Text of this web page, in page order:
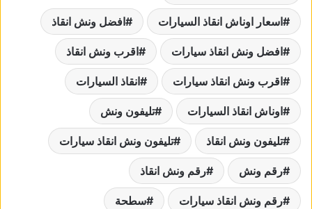
اسعار اوناش انقاذ السيارات افضل ونش انقاذ
افضل ونش انقاذ سيارات اقرب ونش انقاذ
اقرب ونش انقاذ سيارات انقاذ السيارات
اوناش انقاذ السيارات تليفون ونش
تليفون ونش انقاذ تليفون ونش انقاذ سيارات
رقم ونش رقم ونش انقاذ
رقم ونش انقاذ سيارات سطحة